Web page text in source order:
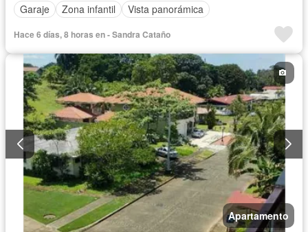
Garaje
Zona infantil Vista panorámica
Hace 6 días, 8 horas en - Sandra Cataño
Apartamento